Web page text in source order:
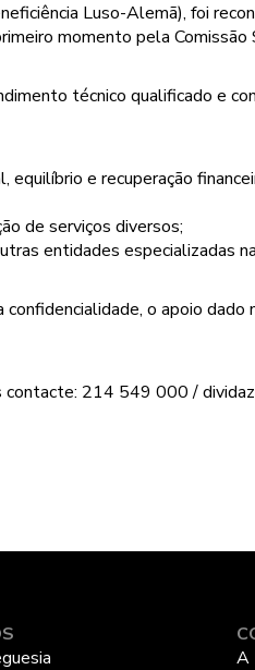
Luso-Alemã), foi
momento pela Comissão
técnico qualificado e
e recuperação
de serviços diversos;
entidades especializadas
o apoio dado
contacte: 214 549 000 /
A